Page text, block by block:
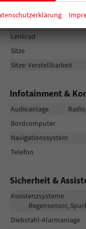
Lenkrad
Sitze
Sitze: Verstellbarkeit
Infotainment &
Audioanlage
Bordcomputer
Navigationssystem
Telefon
Sicherheit &
Assistenzsysteme
Regensensor,
Diebstahl-Alarmanlage